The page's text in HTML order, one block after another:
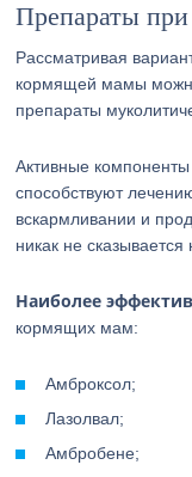
Препараты
Рассматривая
кормящей мамы
препараты
Активные компоненты
способствуют
вскармливании и
никак не
Наиболее
кормящих мам:
Амброксол;
Лазолвал;
Амбробене;